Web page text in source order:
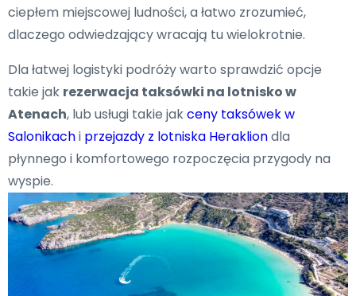
ciepłem miejscowej ludności, a łatwo zrozumieć,
dlaczego odwiedzający wracają tu wielokrotnie.
Dla łatwej logistyki podróży warto sprawdzić opcje
takie jak rezerwacja taksówki na lotnisko w
Atenach, lub usługi takie jakceny taksówek w
Salonikachi przejazdy z lotniska Herakliondla
płynnego i komfortowego rozpoczęcia przygody na
wyspie.